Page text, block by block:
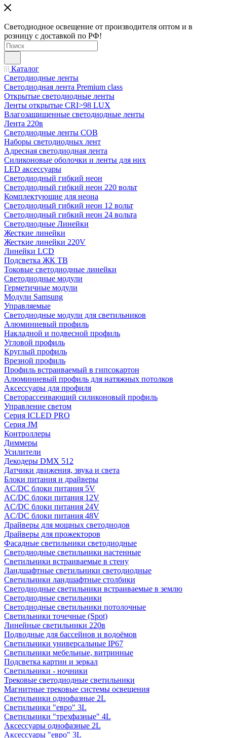
Светодиодное освещение от производителя оптом и в
розницу с доставкой по РФ!
Каталог
Светодиодные ленты
Светодиодная лента Premium class
Открытые светодиодные ленты
Ленты открытые CRI>98 LUX
Влагозащищенные светодиодные ленты
Лента 220в
Светодиодные ленты COB
Наборы светодиодных лент
Адресная светодиодная лента
Силиконовые оболочки и ленты для них
LED аксессуары
Светодиодный гибкий неон
Светодиодный гибкий неон 220 вольт
Комплектующие для неона
Светодиодный гибкий неон 12 вольт
Светодиодный гибкий неон 24 вольта
Светодиодные Линейки
Жесткие линейки
Жесткие линейки 220V
Линейки LCD
Подсветка ЖК ТВ
Токовые светодиодные линейки
Светодиодные модули
Герметичные модули
Модули Samsung
Управляемые
Светодиодные модули для светильников
Алюминиевый профиль
Накладной и подвесной профиль
Угловой профиль
Круглый профиль
Врезной профиль
Профиль встраиваемый в гипсокартон
Алюминиевый профиль для натяжных потолков
Аксессуары для профиля
Светорассеивающий силиконовый профиль
Управление светом
Серия ICLED PRO
Серия JM
Контроллеры
Диммеры
Усилители
Декодеры DMX 512
Датчики движения, звука и света
Блоки питания и драйверы
AC/DC блоки питания 5V
AC/DC блоки питания 12V
AC/DC блоки питания 24V
AC/DC блоки питания 48V
Драйверы для мощных светодиодов
Драйверы для прожекторов
Фасадные светильники светодиодные
Светодиодные светильники настенные
Светильники встраиваемые в стену
Ландшафтные светильники светодиодные
Светильники ландшафтные столбики
Светодиодные светильники встраиваемые в землю
Светодиодные светильники
Светодиодные светильники потолочные
Светильники точечные (Spot)
Линейные светильники 220в
Подводные для бассейнов и водоёмов
Светильники универсальные IP67
Светильники мебельные, витринные
Подсветка картин и зеркал
Светильники - ночники
Трековые светодиодные светильники
Магнитные трековые системы освещения
Светильники однофазные 2L
Светильники "евро" 3L
Светильники "трехфазные" 4L
Аксессуары однофазные 2L
Аксессуары "евро" 3L